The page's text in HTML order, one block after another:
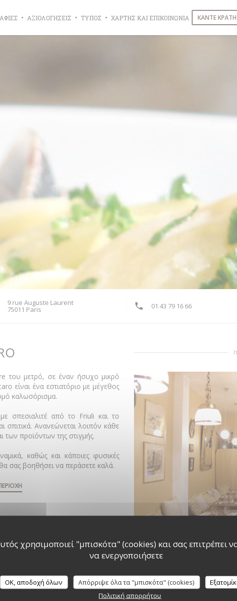
χρησιμοποιεί "μπισκότα" (cookies) και σας επιτρέπει να
να ενεργοποιήσετε
OK, αποδοχή όλων Απόρριψε όλα τα "μπισκότα" (cookies)
Πολιτική απορρήτου
ΑΞΙΟΛΟΓΉΣΕΙΣ ΤΎΠΟΣ ΧΆΡΤΗΣ ΚΑΙ ΕΠΙΚΟΙΝΩΝΊΑ ΚΆΝΤΕ
9 rue Auguste Laurent
75011 Paris((ανοίγει σε νέο παράθυρο)) 01 43 79 16 66
του μετρό, σε έναν ήσυχο μικρό
είναι ένα εστιατόριο με μέγεθος
καλωσόρισμα.
σπεσιαλιτέ από το Friuli και το
σπιτικά. Ανανεώνεται λοιπόν κάθε
προϊόντων της στιγμής.
καθώς και κάποιες φυσικές
σας βοηθήσει να περάσετε καλά.